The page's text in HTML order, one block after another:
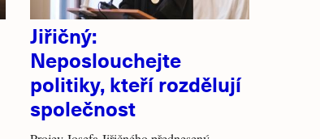
Jiřičný:
Neposlouchejte
politiky, kteří rozdělují
společnost